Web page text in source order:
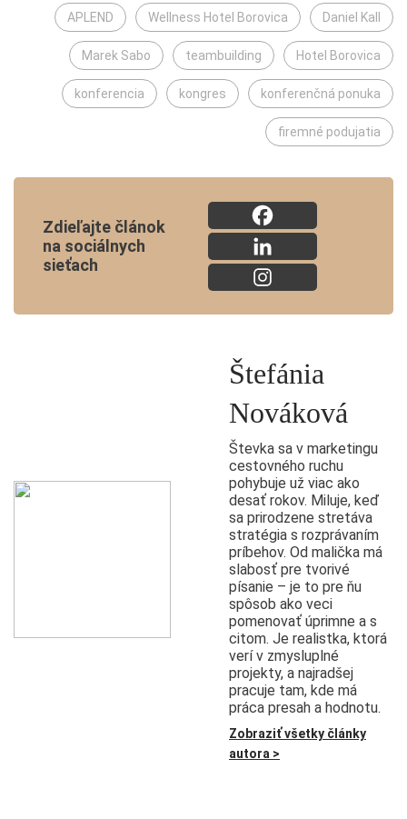
APLEND Wellness Hotel Borovica Daniel Kall
Marek Sabo teambuilding Hotel Borovica
konferencia kongres konferenčná ponuka
firemné podujatia
Zdieľajte článok
na sociálnych
sieťach
Štefánia
Nováková
Števka sa v marketingu
cestovného ruchu
pohybuje už viac ako
desať rokov. Miluje, keď
sa prirodzene stretáva
stratégia s rozprávaním
príbehov. Od malička má
slabosť pre tvorivé
písanie – je to pre ňu
spôsob ako veci
pomenovať úprimne a s
citom. Je realistka, ktorá
verí v zmysluplné
projekty, a najradšej
pracuje tam, kde má
práca presah a hodnotu.
Zobraziť všetky články
autora >